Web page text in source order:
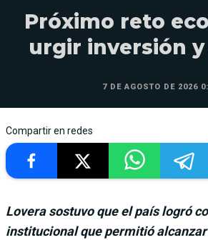
Próximo reto
urgir inversión
7 DE AGOSTO DE 2026
Compartir en redes
Lovera sostuvo que el país logró
institucional que permitió